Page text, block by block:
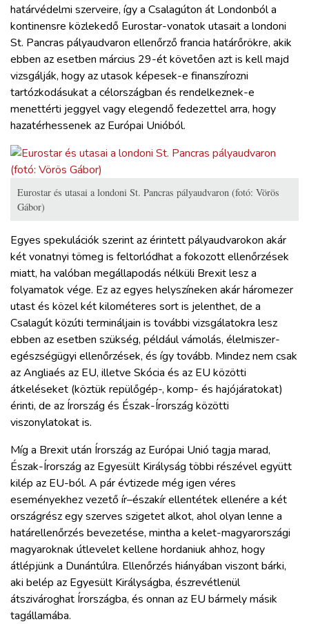
határvédelmi szerveire, így a Csalagúton át Londonból a
kontinensre közlekedő Eurostar-vonatok utasait a londoni
St. Pancras pályaudvaron ellenőrző francia határőrökre, akik
ebben az esetben március 29-ét követően azt is kell majd
vizsgálják, hogy az utasok képesek-e finanszírozni
tartózkodásukat a célországban és rendelkeznek-e
menettérti jeggyel vagy elegendő fedezettel arra, hogy
hazatérhessenek az Európai Unióból.
Eurostar és utasai a londoni St. Pancras pályaudvaron (fotó: Vörös
Gábor)
Egyes spekulációk szerint az érintett pályaudvarokon akár
két vonatnyi tömeg is feltorlódhat a fokozott ellenőrzések
miatt, ha valóban megállapodás nélküli Brexit lesz a
folyamatok vége. Ez az egyes helyszíneken akár háromezer
utast és közel két kilométeres sort is jelenthet, de a
Csalagút közúti termináljain is további vizsgálatokra lesz
ebben az esetben szükség, például vámolás, élelmiszer-
egészségügyi ellenőrzések, és így tovább. Mindez nem csak
az Angliaés az EU, illetve Skócia és az EU közötti
átkeléseket (köztük repülőgép-, komp- és hajójáratokat)
érinti, de az Írország és Észak-Írország közötti
viszonylatokat is.
Míg a Brexit után Írország az Európai Unió tagja marad,
Észak-Írország az Egyesült Királyság többi részével együtt
kilép az EU-ból. A pár évtizede még igen véres
eseményekhez vezető ír–északír ellentétek ellenére a két
országrész egy szerves szigetet alkot, ahol olyan lenne a
határellenőrzés bevezetése, mintha a kelet-magyarországi
magyaroknak útlevelet kellene hordaniuk ahhoz, hogy
átlépjünk a Dunántúlra. Ellenőrzés hiányában viszont bárki,
aki belép az Egyesült Királyságba, észrevétlenül
átszivároghat Írországba, és onnan az EU bármely másik
tagállamába.